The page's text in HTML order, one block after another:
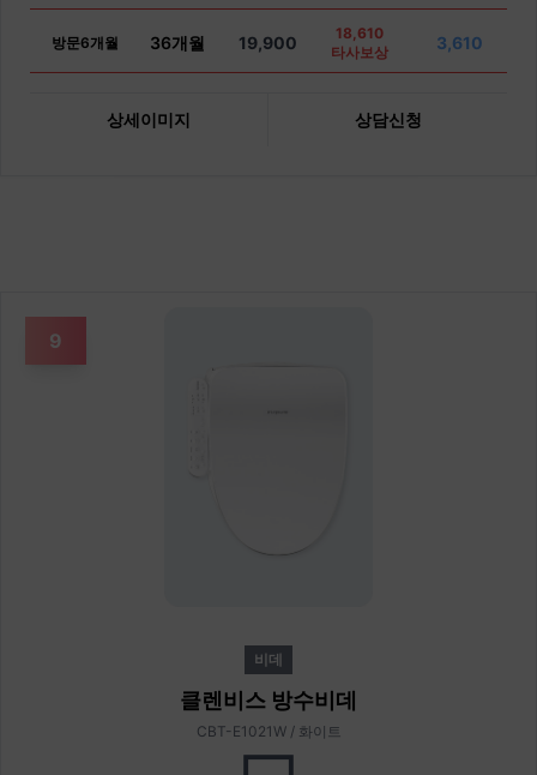
방문6개월 36개월 19,900
18,610
타사보상
3,610
상세이미지 상담신청
9
비데
클렌비스 방수비데
CBT-E1021W / 화이트